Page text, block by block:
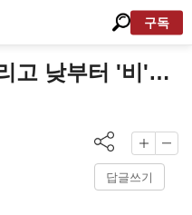
구독
고 낮부터 '비'…
답글쓰기